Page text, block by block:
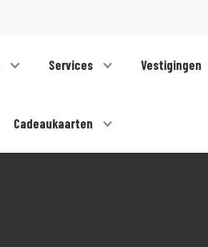
Services Vestigingen
Cadeaukaarten